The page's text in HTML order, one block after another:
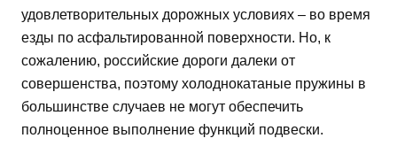
удовлетворительных дорожных условиях – во время
езды по асфальтированной поверхности. Но, к
сожалению, российские дороги далеки от
совершенства, поэтому холоднокатаные пружины в
большинстве случаев не могут обеспечить
полноценное выполнение функций подвески.